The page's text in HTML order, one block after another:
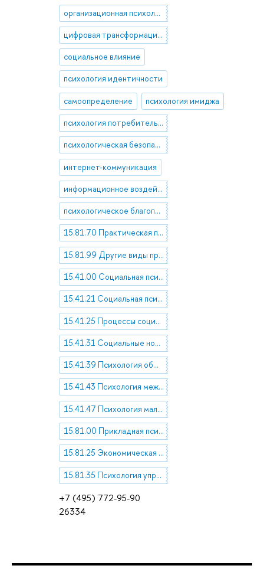
+7 (495) 772-95-90
26334
организационная психология
цифровая трансформация организации
социальное влияние
психология идентичности
самоопределение психология имиджа
психология потребительского поведения
психологическая безопасность
интернет-коммуникация
информационное воздействие
психологическое благополучие
15.81.70 Практическая психология
15.81.99 Другие виды прикладной психологии
15.41.00 Социальная психология
15.41.21 Социальная психология личности. Личность и общество. Психология жизненной сферы
15.41.25 Процессы социализации
15.41.31 Социальные нормы и ценности
15.41.39 Психология общения. Процессы коммуникации
15.41.43 Психология межличностных отношений
15.41.47 Психология малых групп и коллективов
15.81.00 Прикладная психология
15.81.25 Экономическая психология
15.81.35 Психология управления